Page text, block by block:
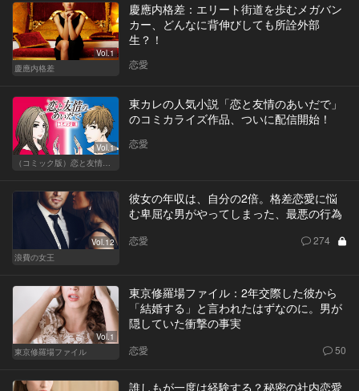
Vol.1
慶應内格差
慶應内格差：エリート街道を歩むメガバン
カー、どんなに背伸びしても所詮外部
生？！
恋愛
Vol.1
（コミック版）恋と友情のあいだで
東カレの人気小説「恋と友情のあいだで」
のコミカライズ作品、ついに配信開始！
恋愛
Vol.12
浪費の女王
彼女の年収は、自分の2倍。格差恋愛に悩
む卑屈な男がやってしまった、最悪の行為
恋愛 274
Vol.1
東京修羅場ファイル
東京修羅場ファイル：2年交際した彼から
「結婚する」と言われたはずなのに。男が
隠していた衝撃の事実
恋愛 50
誰しもが一度は経験する？秘密の社内恋愛